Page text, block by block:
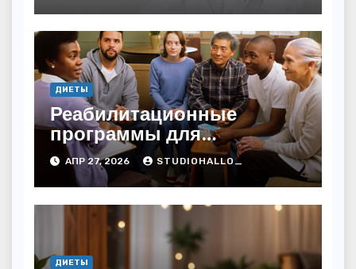
ДИЕТЫ
Реабилитационные
программы для
наркозависимых от
25000 рублей
АПР 27, 2026 STUDIOHALLO_
ДИЕТЫ